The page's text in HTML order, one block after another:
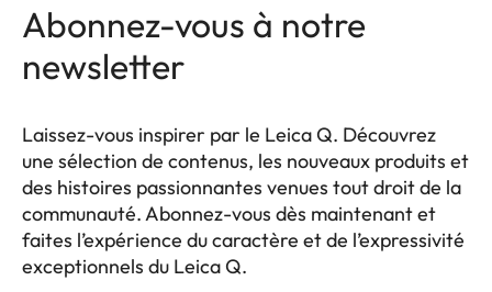
Abonnez-vous à notre
newsletter
Laissez-vous inspirer par le Leica Q. Découvrez
une sélection de contenus, les nouveaux produits et
des histoires passionnantes venues tout droit de la
communauté. Abonnez-vous dès maintenant et
faites l’expérience du caractère et de l’expressivité
exceptionnels du Leica Q.